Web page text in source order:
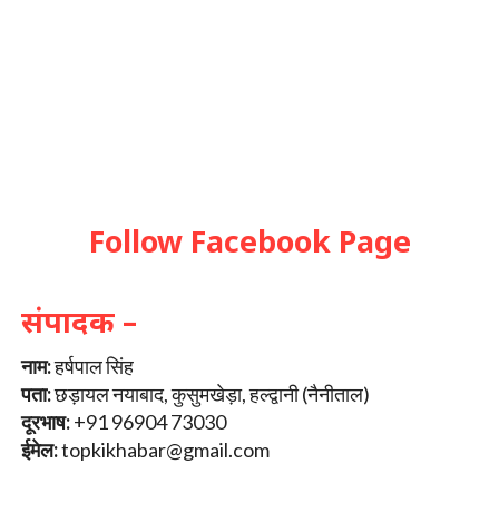
Follow Facebook Page
संपादक –
नाम:हर्षपाल सिंह
पता:छड़ायल नयाबाद, कुसुमखेड़ा, हल्द्वानी (नैनीताल)
दूरभाष:+91 96904 73030
ईमेल:topkikhabar@gmail.com